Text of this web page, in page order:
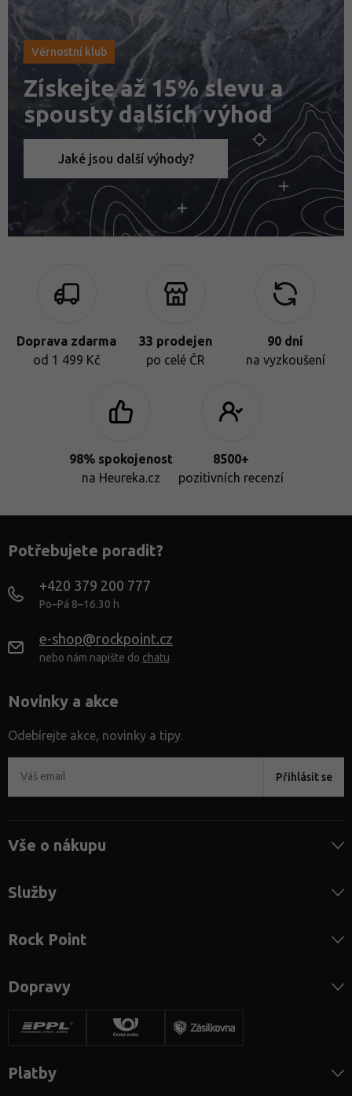
Věrnostní klub
Získejte až 15% slevu a
spousty dalších výhod
Jaké jsou další výhody?
Doprava zdarma
od 1 499 Kč
33 prodejen
po celé ČR
90 dní
na vyzkoušení
98% spokojenost
na Heureka.cz
8500+
pozitivních recenzí
Potřebujete poradit?
+420 379 200 777
Po–Pá 8–16.30 h
e-shop@rockpoint.cz
nebo nám napište do chatu
Novinky a akce
Odebírejte akce, novinky a tipy.
Přihlásit se
Vše o nákupu
Služby
Rock Point
Dopravy
Platby